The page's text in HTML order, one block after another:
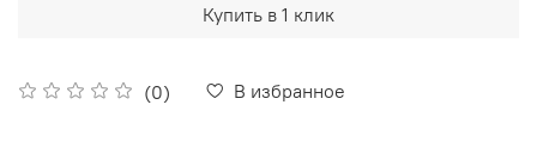
(0) В избранное
Купить в 1 клик